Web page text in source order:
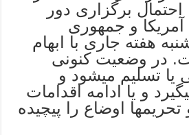
برگزاری دور
و جمهوری
هفته جاری با ابهام
در وضعیت کنونی
یا تسلیم میشود و
و یا ادامه اقدامات
اوضاع را پیچیده